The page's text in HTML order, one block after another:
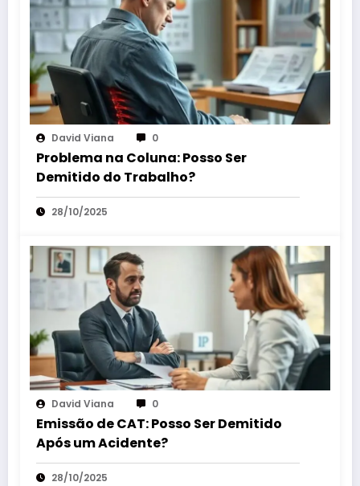
David Viana 0
Problema na Coluna: Posso Ser
Demitido do Trabalho?
28/10/2025
David Viana 0
Emissão de CAT: Posso Ser Demitido
Após um Acidente?
28/10/2025